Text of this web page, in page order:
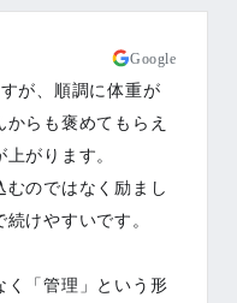
Google
が、順調に体重が
らも褒めてもらえ
がります。
むのではなく励まし
けやすいです。
く「管理」という形